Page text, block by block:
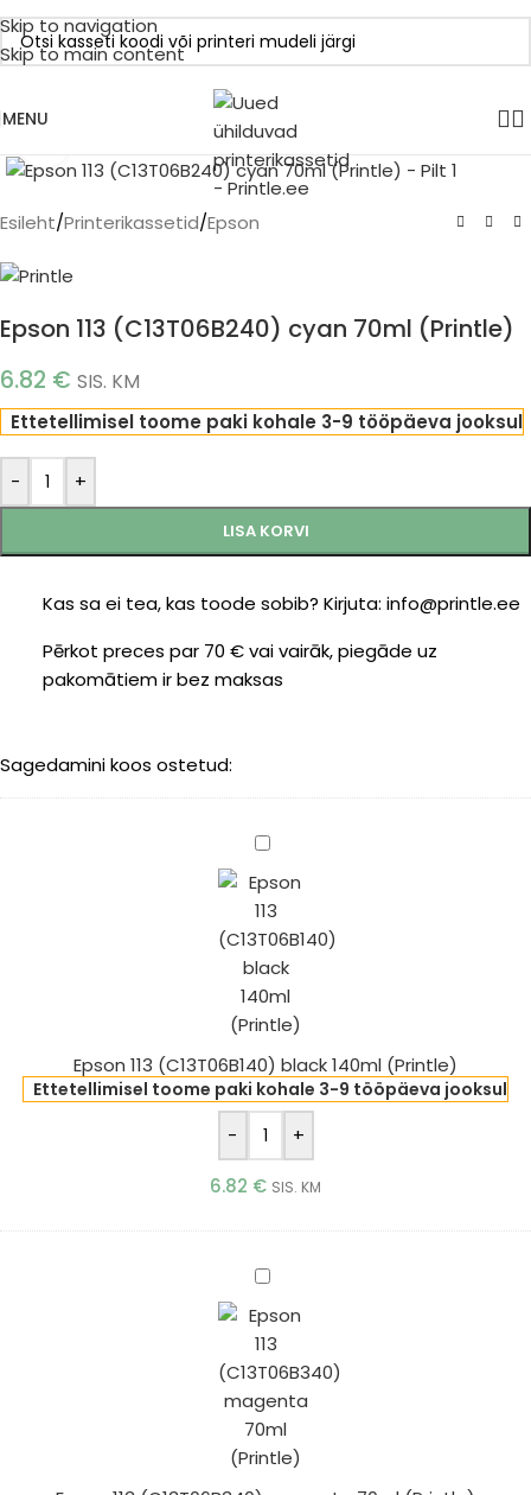
Skip to navigation
Skip to main content
MENU
Esileht/Printerikassetid/Epson
Epson 113 (C13T06B240) cyan 70ml (Printle)
6.82 € SIS. KM
Ettetellimisel toome paki kohale 3-9 tööpäeva jooksul
- +
LISA KORVI
Kas sa ei tea, kas toode sobib? Kirjuta: info@printle.ee
Pērkot preces par 70 € vai vairāk, piegāde uz
pakomātiem ir bez maksas
Sagedamini koos ostetud:
Epson
(C13T06B140)
black
140ml
(Printle)
Epson 113 (C13T06B140) black 140ml (Printle)
Ettetellimisel toome paki kohale 3-9 tööpäeva jooksul
- +
6.82 € SIS. KM
Epson
(C13T06B340)
magenta
(Printle)